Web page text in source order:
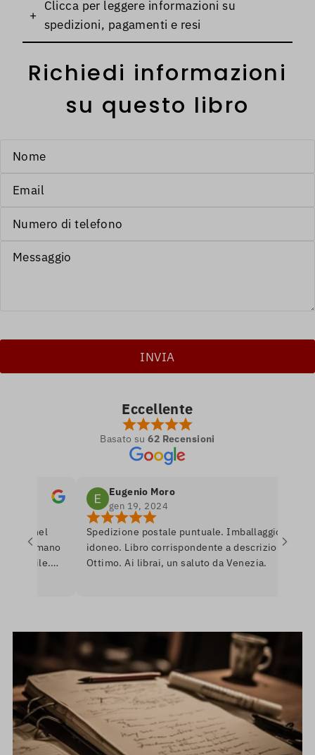
+
Clicca per leggere informazioni su
spedizioni, pagamenti e resi
Richiedi informazioni
su questo libro
Eccellente
Basato su 62 Recensioni
amano
Eugenio Moro
gen 19, 2024
Spedizione postale puntuale. Imballaggio
idoneo. Libro corrispondente a descrizione.
Ottimo. Ai librai, un saluto da Venezia.